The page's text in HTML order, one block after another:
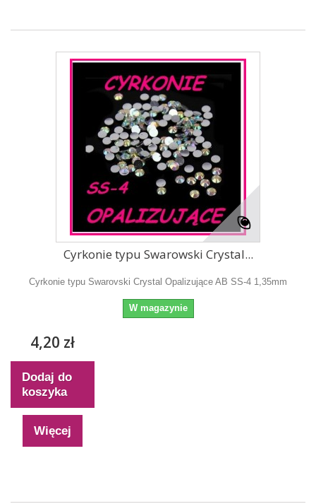
Cyrkonie typu Swarowski Crystal...
Cyrkonie typu Swarovski Crystal Opalizujące AB SS-4 1,35mm
W magazynie
4,20 zł
Dodaj do
koszyka
Więcej